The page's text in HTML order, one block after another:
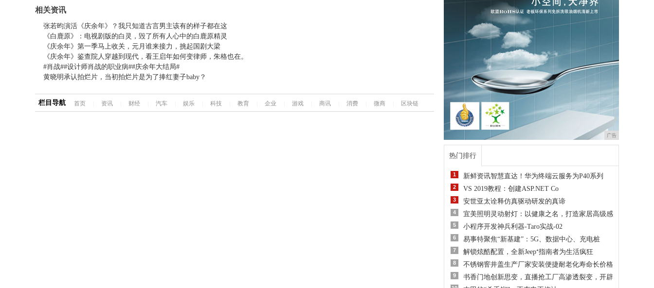
相关资讯
张若昀演活《庆余年》？我只知道古言男主该有的样子都在这
《白鹿原》：电视剧版的白灵，毁了所有人心中的白鹿原精灵
《庆余年》第一季马上收关，元月谁来接力，挑起国剧大梁
《庆余年》鉴查院人穿越到现代，看王启年如何变律师，朱格也在。
#肖战##设计师肖战的职业病##庆余年大结局#
黄晓明承认拍烂片，当初拍烂片是为了捧红妻子baby？
栏目导航 首页 资讯 财经 汽车 娱乐 科技 教育 企业 游戏 商讯 消费 微商 区块链
广告
热门排行
1 新鲜资讯智慧直达！华为终端云服务为P40系列
2 VS 2019教程：创建ASP.NET Co
3 安世亚太诠释仿真驱动研发的真谛
4 宜美照明灵动射灯：以健康之名，打造家居高级感
5 小程序开发神兵利器-Taro实战-02
6 易事特聚焦“新基建”：5G、数据中心、充电桩
7 解锁炫酷配置，全新Jeep⁺指南者为生活疯狂
8 不锈钢窨井盖生产厂家安装便捷耐老化寿命长价格
9 书香门地创新思变，直播抢工厂高渗透裂变，开辟